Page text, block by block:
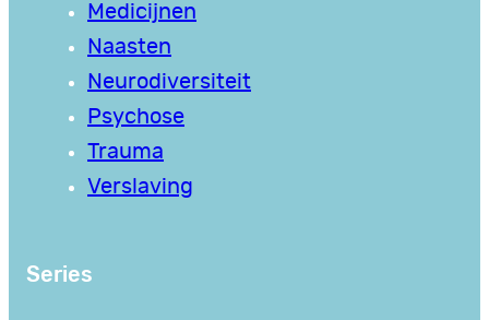
Medicijnen
Naasten
Neurodiversiteit
Psychose
Trauma
Verslaving
Series